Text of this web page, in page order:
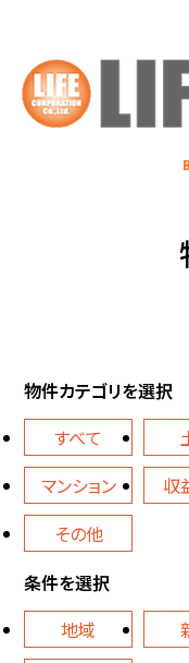
物件カテゴリを選択
すべて
マンション
収
その他
条件を選択
地域